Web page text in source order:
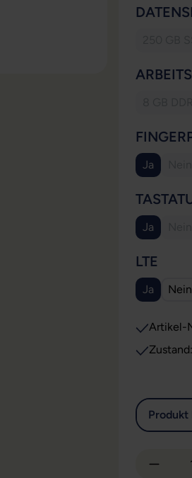
Ja
Ja
LTE
Ja Nein
Artikel-